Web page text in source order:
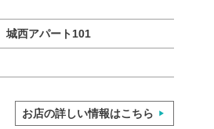
西アパート101
お店の詳しい情報はこちら